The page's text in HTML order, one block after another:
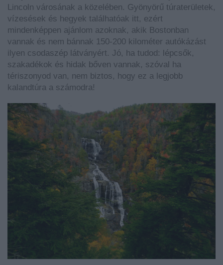
Lincoln városának a közelében. Gyönyörű túraterületek,
vízesések és hegyek találhatóak itt, ezért
mindenképpen ajánlom azoknak, akik Bostonban
vannak és nem bánnak 150-200 kilométer autókázást
ilyen csodaszép látványért. Jó, ha tudod: lépcsők,
szakadékok és hidak bőven vannak, szóval ha
tériszonyod van, nem biztos, hogy ez a legjobb
kalandtúra a számodra!